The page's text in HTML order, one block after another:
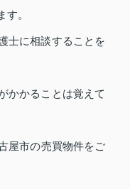
す。
士に相談することを
かかることは覚えて
屋市の売買物件をご